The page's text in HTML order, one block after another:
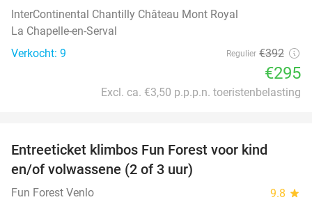
InterContinental Chantilly Château Mont Royal
La Chapelle-en-Serval
Verkocht: 9
Regulier €392
€295
Excl. ca. €3,50 p.p.p.n. toeristenbelasting
Entreeticket klimbos Fun Forest voor kind
en/of volwassene (2 of 3 uur)
Fun Forest Venlo 9.8 star